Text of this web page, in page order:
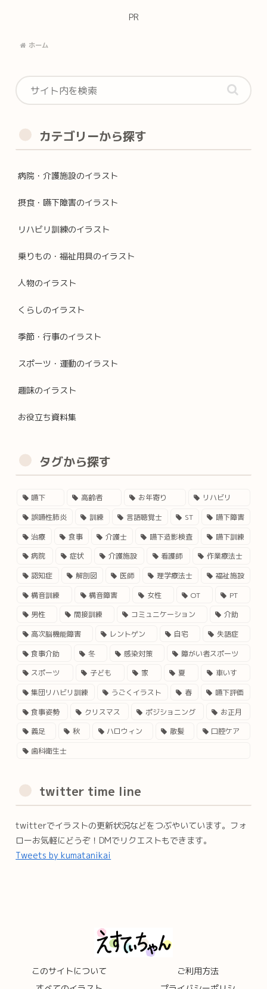
PR
ホーム
カテゴリーから探す
病院・介護施設のイラスト
摂食・嚥下障害のイラスト
リハビリ訓練のイラスト
乗りもの・福祉用具のイラスト
人物のイラスト
くらしのイラスト
季節・行事のイラスト
スポーツ・運動のイラスト
趣味のイラスト
お役立ち資料集
タグから探す
嚥下 高齢者 お年寄り
リハビリ
誤嚥性肺炎
訓練 言語聴覚士 ST
嚥下障害
治療
食事 介護士 嚥下造影検査
嚥下訓練
病院
症状 介護施設 看護師
作業療法士
認知症
解剖図 医師 理学療法士
福祉施設
構音訓練
構音障害 女性 OT
PT
男性
間接訓練 コミュニケーション
介助
高次脳機能障害
レントゲン 自宅
失語症
食事介助
冬 感染対策
障がい者スポーツ
スポーツ
子ども 家 夏
車いす
集団リハビリ訓練
うごくイラスト 春
嚥下評価
食事姿勢
クリスマス ポジショニング
お正月
義足
秋 ハロウィン 散髪
口腔ケア
歯科衛生士
twitter time line
twitterでイラストの更新状況などをつぶやいています。フォ
ローお気軽にどうぞ！DMでリクエストもできます。
Tweets by kumatanikai
このサイトについて
ご利用方法